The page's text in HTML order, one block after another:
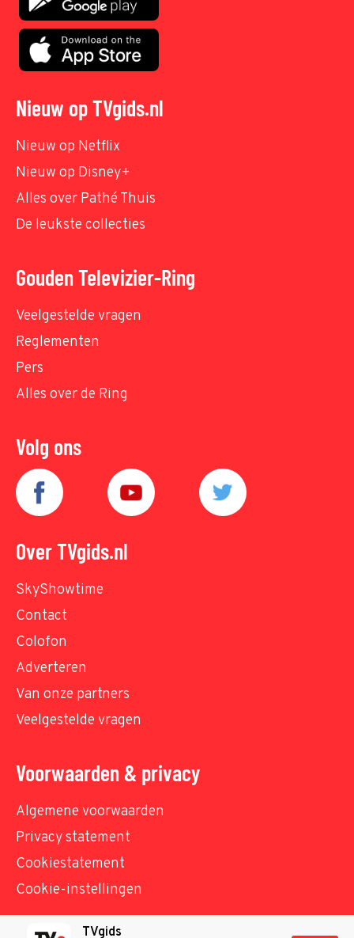
Nieuw op TVgids.nl
Nieuw op Netflix
Nieuw op Disney+
Alles over Pathé Thuis
De leukste collecties
Gouden Televizier-Ring
Veelgestelde vragen
Reglementen
Pers
Alles over de Ring
Volg ons
Over TVgids.nl
SkyShowtime
Contact
Colofon
Adverteren
Van onze partners
Veelgestelde vragen
Voorwaarden & privacy
Algemene voorwaarden
Privacy statement
Cookiestatement
Cookie-instellingen
TVgids